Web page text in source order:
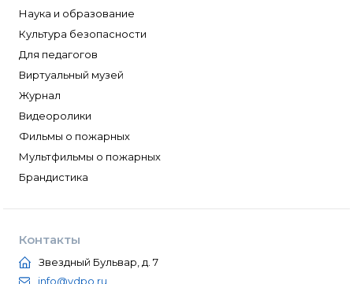
Наука и образование
Культура безопасности
Для педагогов
Виртуальный музей
Журнал
Видеоролики
Фильмы о пожарных
Мультфильмы о пожарных
Брандистика
Контакты
Звездный Бульвар, д. 7
info@vdpo.ru